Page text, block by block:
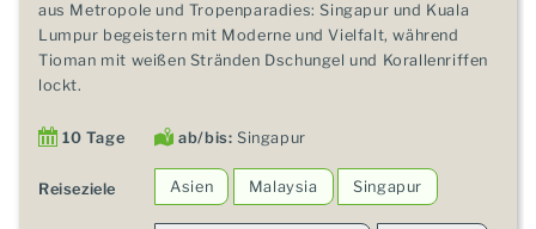
aus Metropole und Tropenparadies: Singapur und Kuala
Lumpur begeistern mit Moderne und Vielfalt, während
Tioman mit weißen Stränden Dschungel und Korallenriffen
lockt.
10 Tage ab/bis: Singapur
Reiseziele Asien Malaysia Singapur